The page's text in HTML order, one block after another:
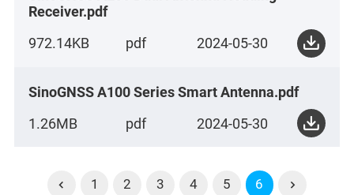
Receiver.pdf
972.14KB
pdf 2024-05-30
SinoGNSS A100 Series Smart Antenna.pdf
1.26MB
pdf 2024-05-30
1 2 3 4 5 6